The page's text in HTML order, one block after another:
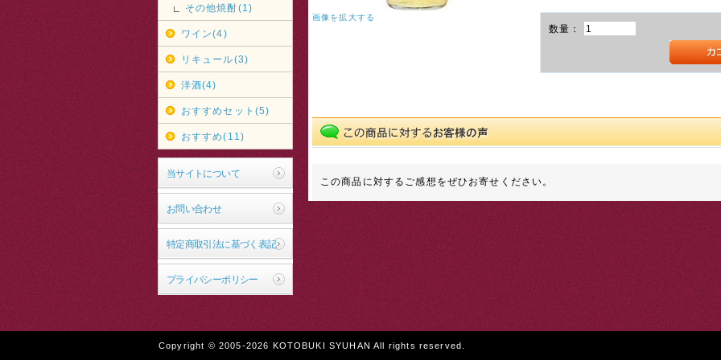
その他焼酎(1)
ワイン(4)
リキュール(3)
洋酒(4)
おすすめセット(5)
おすすめ(11)
当サイトについて
お問い合わせ
特定商取引法に基づく表記
プライバシーポリシー
画像を拡大する
数量：
この商品に対するご感想をぜひお寄せください。
Copyright © 2005-2026 KOTOBUKI SYUHAN All rights reserved.